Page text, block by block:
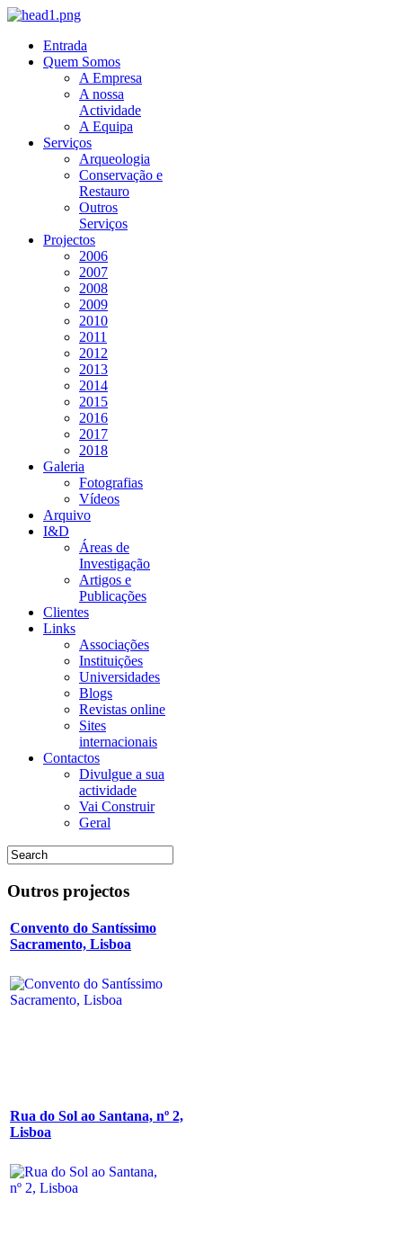
Entrada
Quem Somos
A Empresa
A nossa
Actividade
A Equipa
Serviços
Arqueologia
Conservação e
Restauro
Outros
Serviços
Projectos
2006
2007
2008
2009
2010
2011
2012
2013
2014
2015
2016
2017
2018
Galeria
Fotografias
Vídeos
Arquivo
I&D
Áreas de
Investigação
Artigos e
Publicações
Clientes
Links
Associações
Instituições
Universidades
Blogs
Revistas online
Sites
internacionais
Contactos
Divulgue a sua
actividade
Vai Construir
Geral
Outros projectos
Convento do Santíssimo
Sacramento, Lisboa
Rua do Sol ao Santana, nº 2,
Lisboa